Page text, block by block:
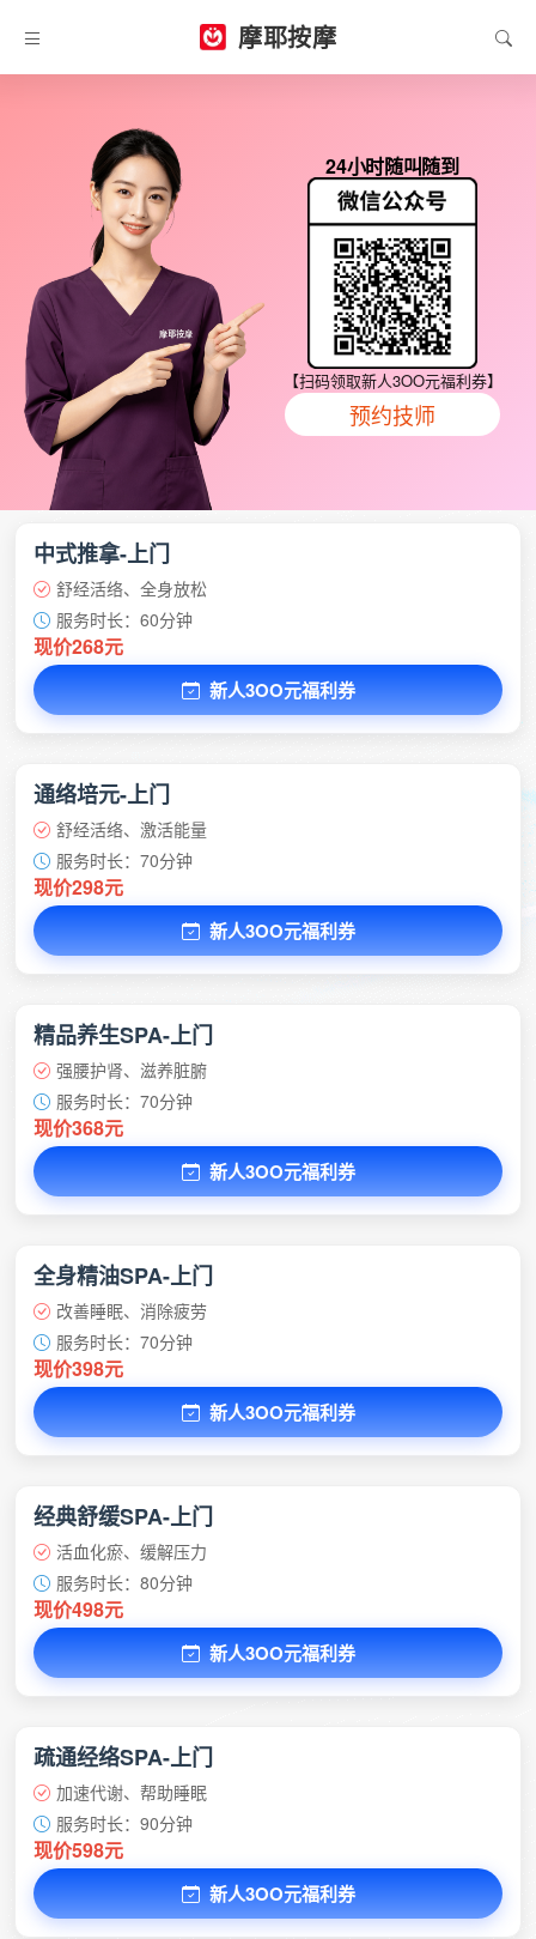
摩耶按摩
24小时随叫随到
【扫码领取新人3OO元福利券】
预约技师
中式推拿-上门
舒经活络、全身放松
服务时长：60分钟
现价268元
新人3OO元福利券
通络培元-上门
舒经活络、激活能量
服务时长：70分钟
现价298元
新人3OO元福利券
精品养生SPA-上门
强腰护肾、滋养脏腑
服务时长：70分钟
现价368元
新人3OO元福利券
全身精油SPA-上门
改善睡眠、消除疲劳
服务时长：70分钟
现价398元
新人3OO元福利券
经典舒缓SPA-上门
活血化瘀、缓解压力
服务时长：80分钟
现价498元
新人3OO元福利券
疏通经络SPA-上门
加速代谢、帮助睡眠
服务时长：90分钟
现价598元
新人3OO元福利券